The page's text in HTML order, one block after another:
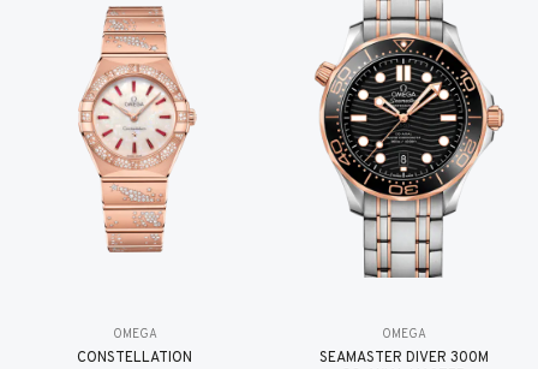
OMEGA
CONSTELLATION
OMEGA
SEAMASTER DIVER 300M